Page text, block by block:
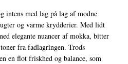
intens med lag på lag af modne
og varme krydderier. Med lidt
elegante nuancer af mokka, bitter
fra fadlagringen. Trods
en flot friskhed og balance, som